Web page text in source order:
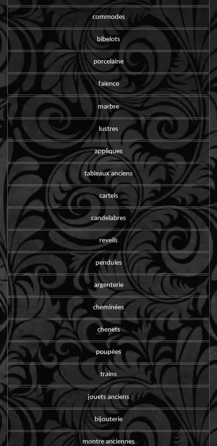
commodes
bibelots
porcelaine
faïence
marbre
lustres
appliques
tableaux anciens
cartels
candelabres
reveils
pendules
argenterie
cheminées
chenets
poupées
trains
jouets anciens
bijouterie
montre anciennes